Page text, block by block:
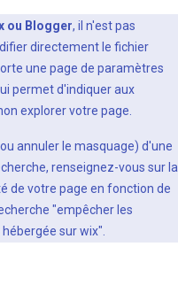
ou Blogger, il n'est pas
directement le fichier
une page de paramètres
permet d'indiquer aux
explorer votre page.
annuler le masquage) d'une
renseignez-vous sur la
de votre page en fonction de
"empêcher les
sur wix".